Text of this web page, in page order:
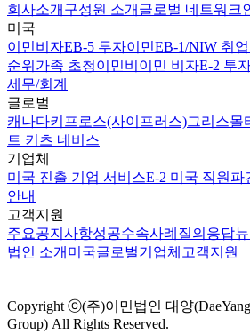
회사소개 구성원 소개 글로벌 네트워크
미국
이민비자EB-5 투자이민EB-1/NIW 취
순위 가족 초청이민비이민 비자E-2 투
세무/회계
글로벌
캐나다키프로스(사이프러스)그리스몰
트 키츠 네비스
기업체
미국 진출 기업 서비스E-2 미국 직원파
안내
고객지원
주요공지사항성공수속사례 질의응답
법인 소개 미국글로벌기업체 고객지원
Copyright ⓒ(주)이민법인 대양
Group) All Rights Reserved.